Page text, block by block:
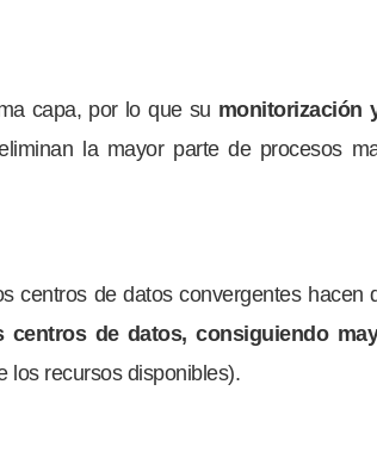
capa, por lo que su monitorización
la mayor parte de procesos
de datos convergentes hacen
de datos, consiguiendo
los recursos disponibles).